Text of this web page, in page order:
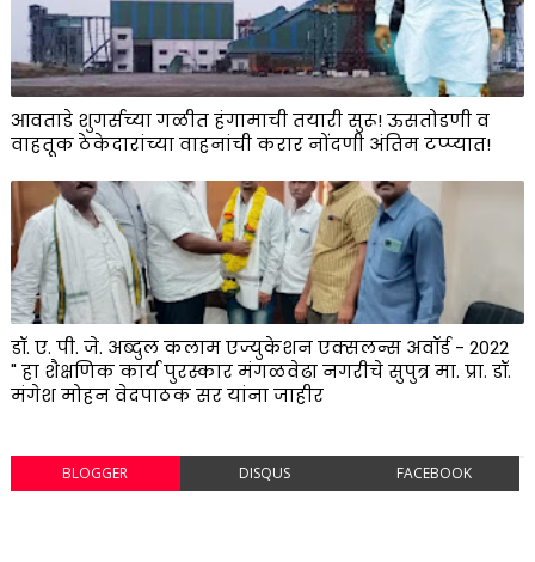
आवताडे शुगर्सच्या गळीत हंगामाची तयारी सुरू! ऊसतोडणी व
वाहतूक ठेकेदारांच्या वाहनांची करार नोंदणी अंतिम टप्प्यात!
डॉ. ए. पी. जे. अब्दुल कलाम एज्युकेशन एक्सलन्स अवॉर्ड - 2022
" हा शैक्षणिक कार्य पुरस्कार मंगळवेढा नगरीचे सुपुत्र मा. प्रा. डॉ.
मंगेश मोहन वेदपाठक सर यांना जाहीर
BLOGGER DISQUS FACEBOOK